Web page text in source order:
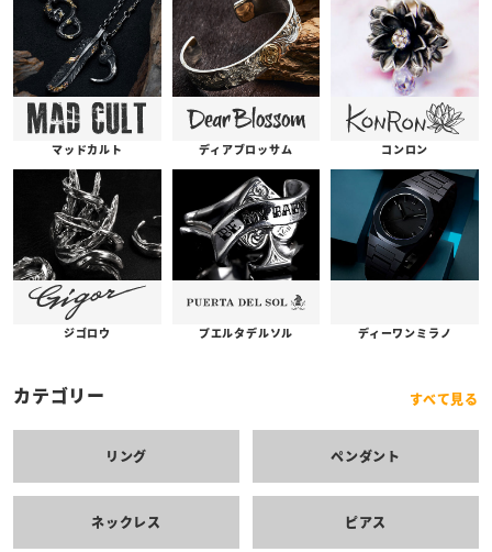
マッドカルト ディアブロッサム コンロン
ジゴロウ プエルタデルソル ディーワンミラノ
カテゴリー すべて見る
リング ペンダント
ネックレス ピアス